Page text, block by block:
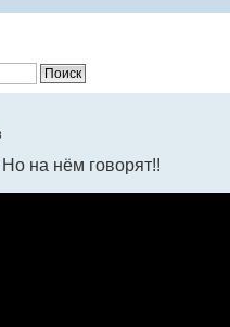
на нём говорят!!